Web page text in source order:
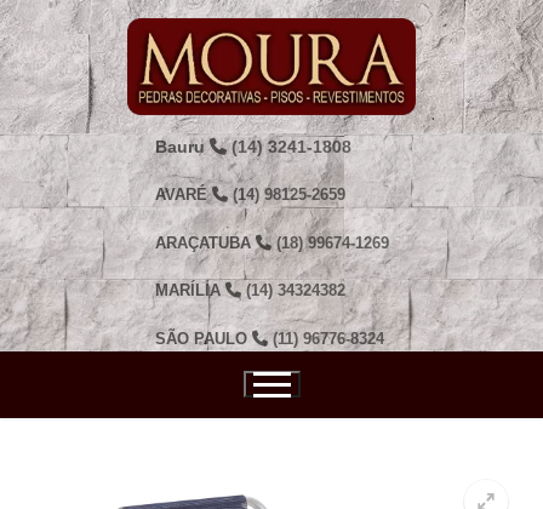
Pular
para
o
conteúdo
Bauru (14) 3241-1808
AVARÉ (14) 98125-2659
ARAÇATUBA (18) 99674-1269
MARÍLIA (14) 34324382
SÃO PAULO (11) 96776-8324